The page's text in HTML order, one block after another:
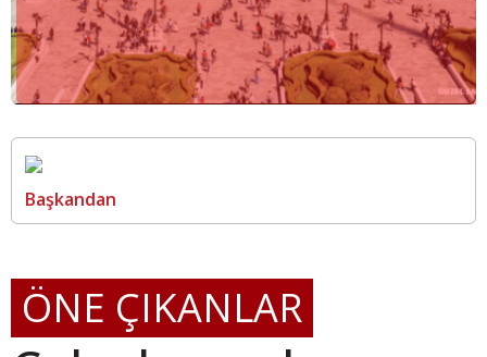
Başkandan
ÖNE ÇIKANLAR